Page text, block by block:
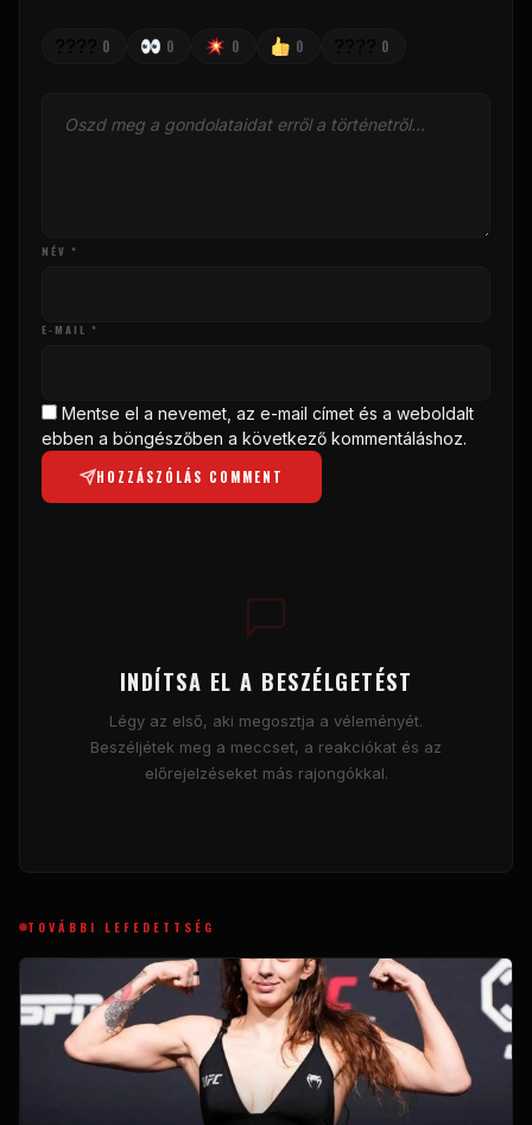
0 0 0 0 0
NÉV *
E-MAIL *
Mentse el a nevemet, az e-mail címet és a weboldalt
ebben a böngészőben a következő kommentáláshoz.
HOZZÁSZÓLÁS COMMENT
INDÍTSA EL A BESZÉLGETÉST
Légy az első, aki megosztja a véleményét.
Beszéljétek meg a meccset, a reakciókat és az
előrejelzéseket más rajongókkal.
TOVÁBBI LEFEDETTSÉG